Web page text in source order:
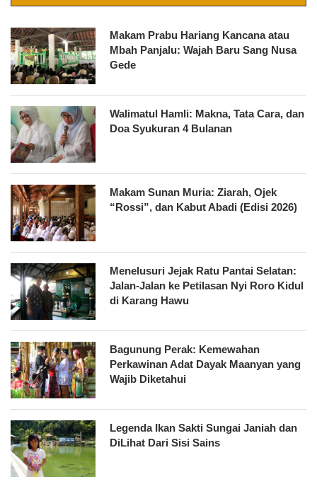
Makam Prabu Hariang Kancana atau
Mbah Panjalu: Wajah Baru Sang Nusa
Gede
Walimatul Hamli: Makna, Tata Cara, dan
Doa Syukuran 4 Bulanan
Makam Sunan Muria: Ziarah, Ojek
“Rossi”, dan Kabut Abadi (Edisi 2026)
Menelusuri Jejak Ratu Pantai Selatan:
Jalan-Jalan ke Petilasan Nyi Roro Kidul
di Karang Hawu
Bagunung Perak: Kemewahan
Perkawinan Adat Dayak Maanyan yang
Wajib Diketahui
Legenda Ikan Sakti Sungai Janiah dan
DiLihat Dari Sisi Sains